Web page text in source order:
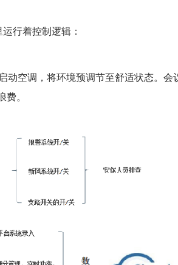
行着控制逻辑：
动空调，将环境预调节至舒适状态。会
。